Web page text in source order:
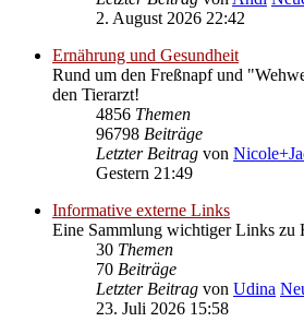
2. August 2026 22:42
Ernährung und Gesundheit
Rund um den Freßnapf und
den Tierarzt!
4856 Themen
96798 Beiträge
Letzter Beitrag von
Gestern 21:49
Informative externe Links
Eine Sammlung wichtiger Links zu
30 Themen
70 Beiträge
Letzter Beitrag von Udina
23. Juli 2026 15:58